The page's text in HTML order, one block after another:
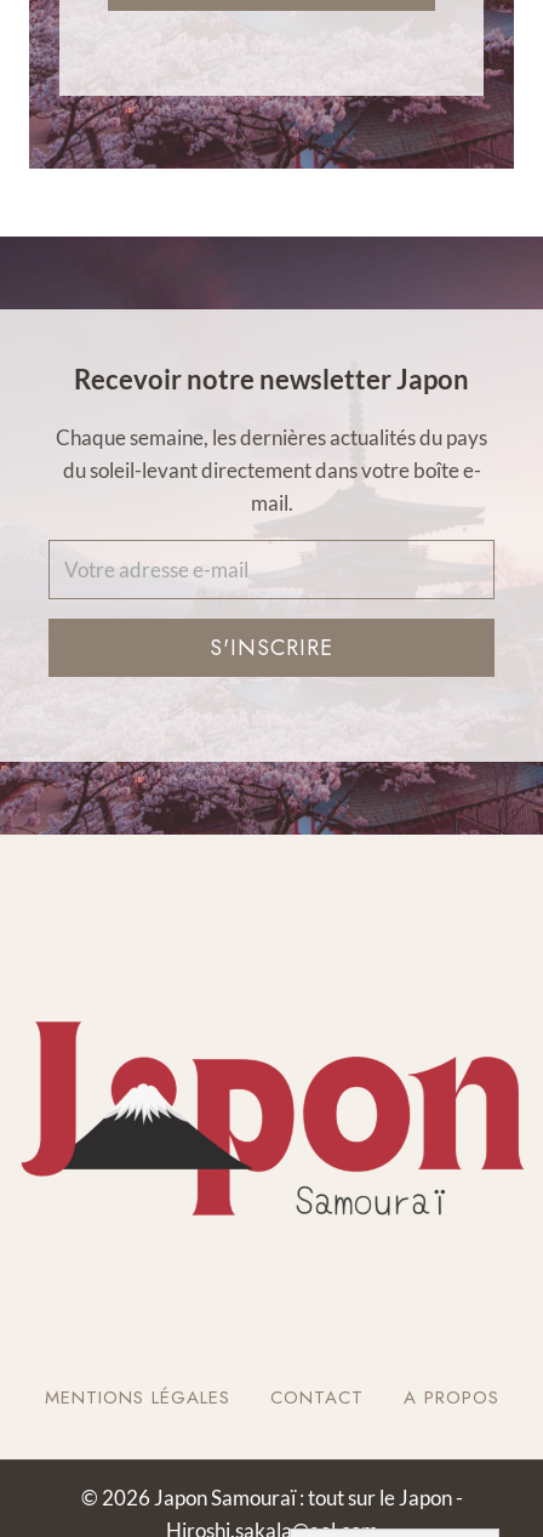
Recevoir notre newsletter Japon
Chaque semaine, les dernières actualités du pays
du soleil-levant directement dans votre boîte e-
mail.
S'INSCRIRE
MENTIONS LÉGALES CONTACT A PROPOS
© 2026 Japon Samouraï : tout sur le Japon -
Hiroshi.sakala@aol.com